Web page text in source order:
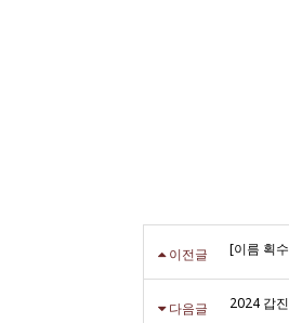
을사년 지
세계성
이전글 [이름 획
다음글 2024 갑